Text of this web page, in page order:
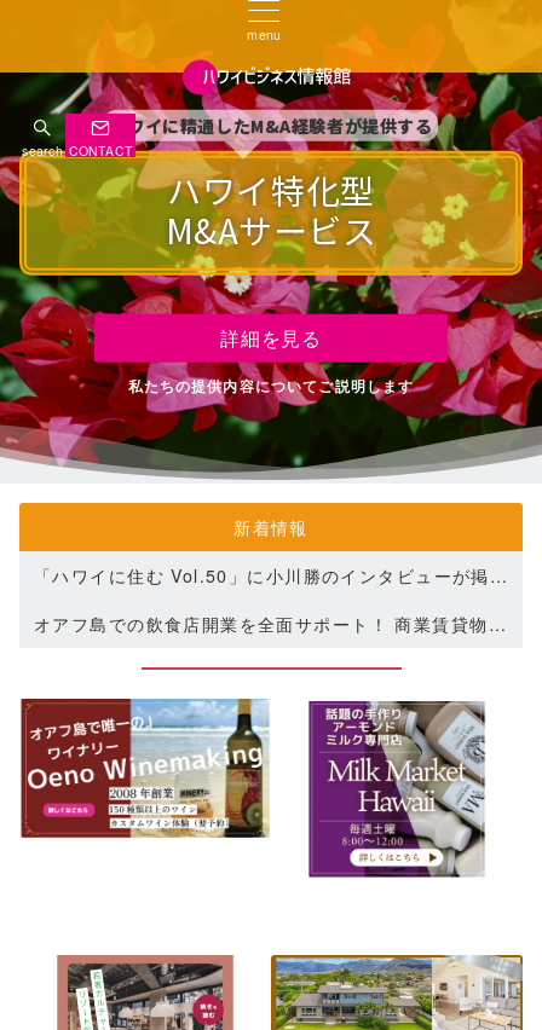
menu
search CONTACT
ハワイに精通したM&A経験者が提供する
ハワイ特化型
M&Aサービス
詳細を見る
私たちの提供内容についてご説明します
ハワイに精通したM&A経験者が提供する
ハワイ特化型
M&Aサービス
詳細を見る
私たちの提供内容についてご説明します
ハワイに精通したM&A経験者が提供する
ハワイ特化型
M&Aサービス
詳細を見る
私たちの提供内容についてご説明します
新着情報
「ハワイに住む Vol.50」に小川勝のインタビューが掲載されました(2022.8.22)
オアフ島での飲食店開業を全面サポート！ 商業賃貸物件のご紹介を開始します
【重要】資料ダウンロード方法変更のお知らせ